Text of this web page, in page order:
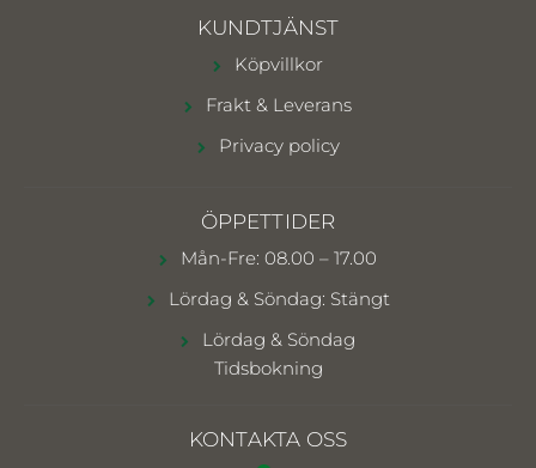
KUNDTJÄNST
Köpvillkor
Frakt & Leverans
Privacy policy
ÖPPETTIDER
Mån-Fre: 08.00 – 17.00
Lördag & Söndag: Stängt
Lördag & Söndag
Tidsbokning
KONTAKTA OSS